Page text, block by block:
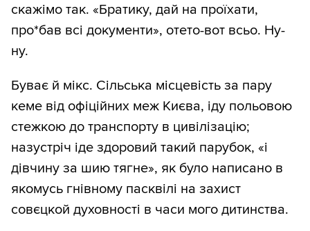
скажімо так. «Братику, дай на проїхати,
про*бав всі документи», отето-вот всьо. Ну-
ну.
Буває й мікс. Сільська місцевість за пару
кеме від офіційних меж Києва, іду польовою
стежкою до транспорту в цивілізацію;
назустріч іде здоровий такий парубок, «і
дівчину за шию тягне», як було написано в
якомусь гнівному пасквілі на захист
совєцкой духовності в часи мого дитинства.